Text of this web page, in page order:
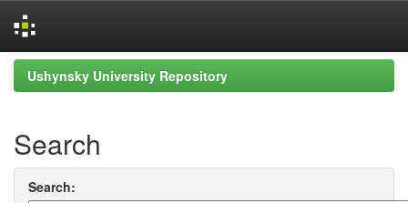
Skip
navigation
Ushynsky University Repository
Search
Search: